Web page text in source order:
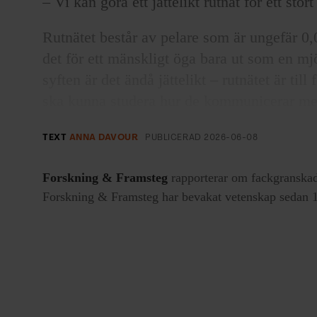
Rutnätet består av pelare som är ungefär
institutionen för materialvetenskap vid
3d-skrivare härdar
TEXT ANNA DAVOUR PUBLICERAD 2026-06-08
Forskning & Framsteg rapporterar om
Forskning & Framsteg har bevakat vetenskap sedan